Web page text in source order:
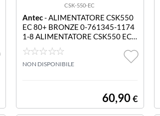
CSK-550-EC
Antec- ALIMENTATORE CSK550
EC 80+ BRONZE 0-761345-1174
1-8 ALIMENTATORE CSK550 EC
80+ Bronze
NON DISPONIBILE
60,90€